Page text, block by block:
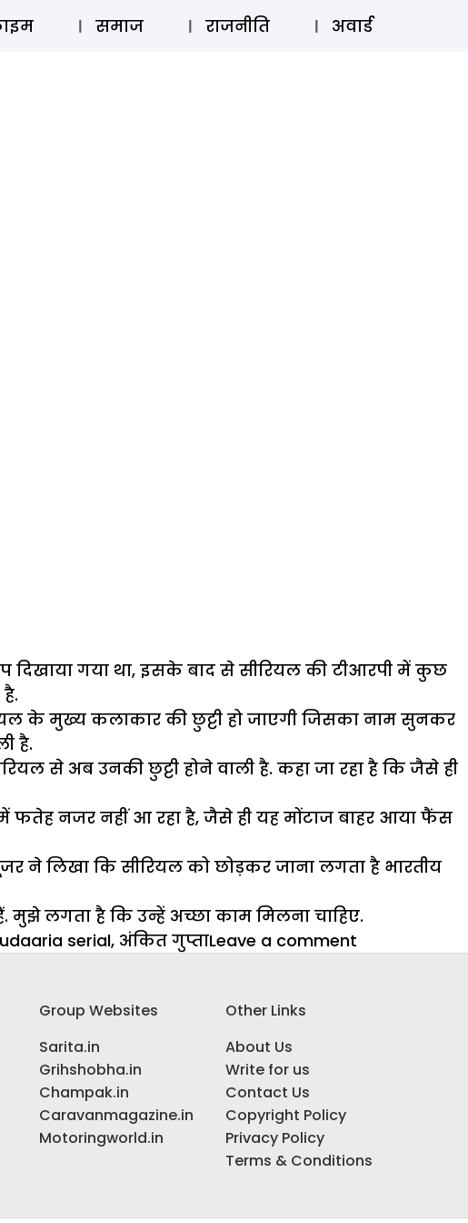
ऑडियो स्टोरी लॉग इन ⚲ SUBSCRIBE
समाज राजनीति अवार्ड
दिखाया गया था, इसके बाद से सीरियल की टीआरपी में कुछ
के मुख्य कलाकार की छुट्टी हो जाएगी जिसका नाम सुनकर
है.
से अब उनकी छुट्टी होने वाली है. कहा जा रहा है कि जैसे ही
फतेह नजर नहीं आ रहा है, जैसे ही यह मोंटाज बाहर आया फैंस
ने लिखा कि सीरियल को छोड़कर जाना लगता है भारतीय
लगता है कि उन्हें अच्छा काम मिलना चाहिए.
udaaria serial, अंकित गुप्ताLeave a comment
चेहरे
Group Websites
Sarita.in
Grihshobha.in
Champak.in
Caravanmagazine.in
Motoringworld.in
Other Links
About Us
Write for us
Contact Us
Copyright Policy
Privacy Policy
Terms & Conditions